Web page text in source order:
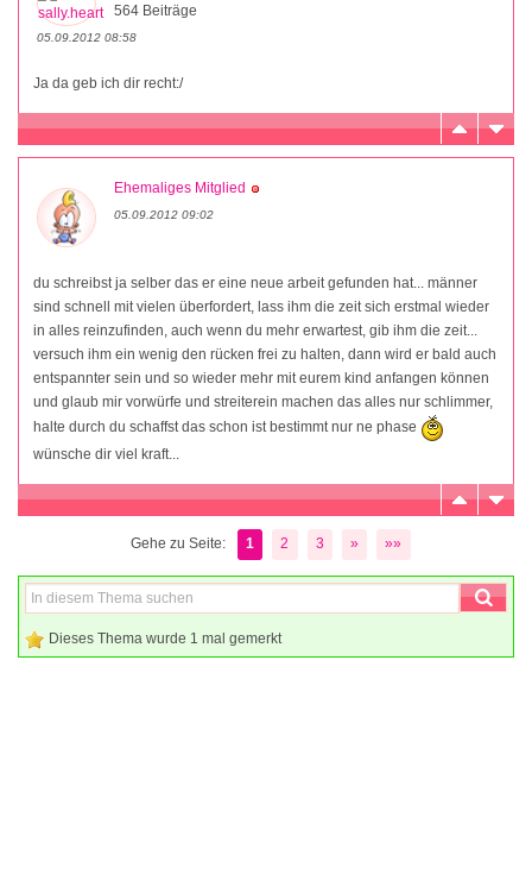
564 Beiträge
05.09.2012 08:58
Ja da geb ich dir recht:/
Ehemaliges Mitglied
05.09.2012 09:02
du schreibst ja selber das er eine neue arbeit gefunden hat... männer
sind schnell mit vielen überfordert, lass ihm die zeit sich erstmal wieder
in alles reinzufinden, auch wenn du mehr erwartest, gib ihm die zeit...
versuch ihm ein wenig den rücken frei zu halten, dann wird er bald auch
entspannter sein und so wieder mehr mit eurem kind anfangen können
und glaub mir vorwürfe und streiterein machen das alles nur schlimmer,
halte durch du schaffst das schon ist bestimmt nur ne phase
wünsche dir viel kraft...
Gehe zu Seite: 1 2 3 » »»
Dieses Thema wurde 1 mal gemerkt